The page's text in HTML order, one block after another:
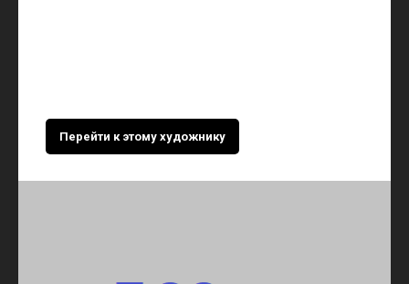
Перейти к этому художнику